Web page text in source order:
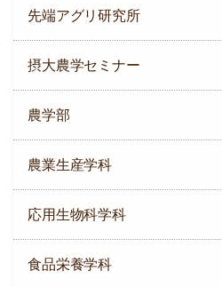
先端アグリ研究所
摂大農学セミナー
農学部
農業生産学科
応用生物科学科
食品栄養学科